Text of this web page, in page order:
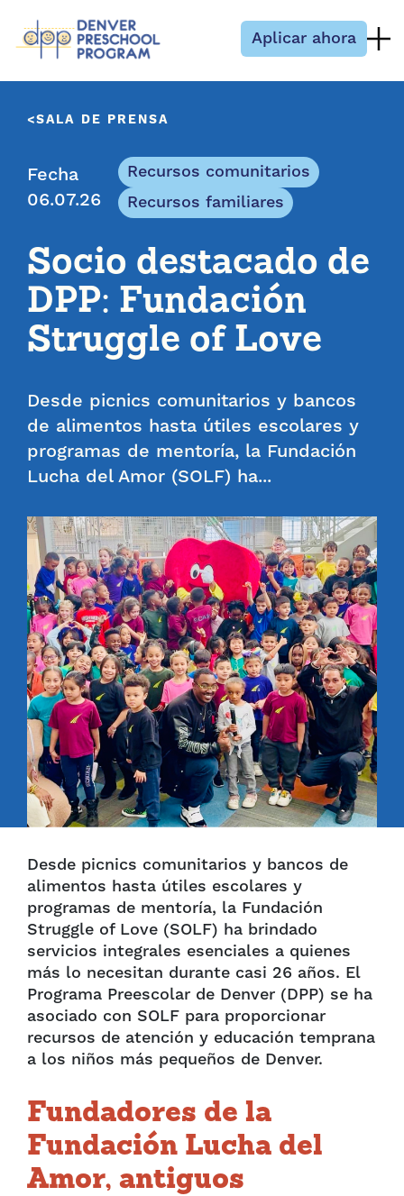
Aplicar ahora
SALA DE PRENSA
Fecha
06.07.26
Recursos comunitarios
Recursos familiares
Socio destacado de
DPP: Fundación
Struggle of Love
Desde picnics comunitarios y bancos
de alimentos hasta útiles escolares y
programas de mentoría, la Fundación
Lucha del Amor (SOLF) ha...
Desde picnics comunitarios y bancos de
alimentos hasta útiles escolares y
programas de mentoría, la Fundación
Struggle of Love (SOLF) ha brindado
servicios integrales esenciales a quienes
más lo necesitan durante casi 26 años. El
Programa Preescolar de Denver (DPP) se ha
asociado con SOLF para proporcionar
recursos de atención y educación temprana
a los niños más pequeños de Denver.
Fundadores de la
Fundación Lucha del
Amor, antiguos